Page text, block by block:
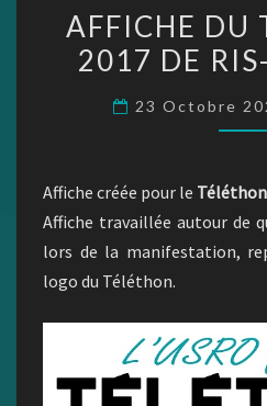
DU
AFFICHE DU
2017 DE
23 Octobre
Affiche créée pour le
Affiche travaillée autour de
lors de la manifestation,
logo du Téléthon.